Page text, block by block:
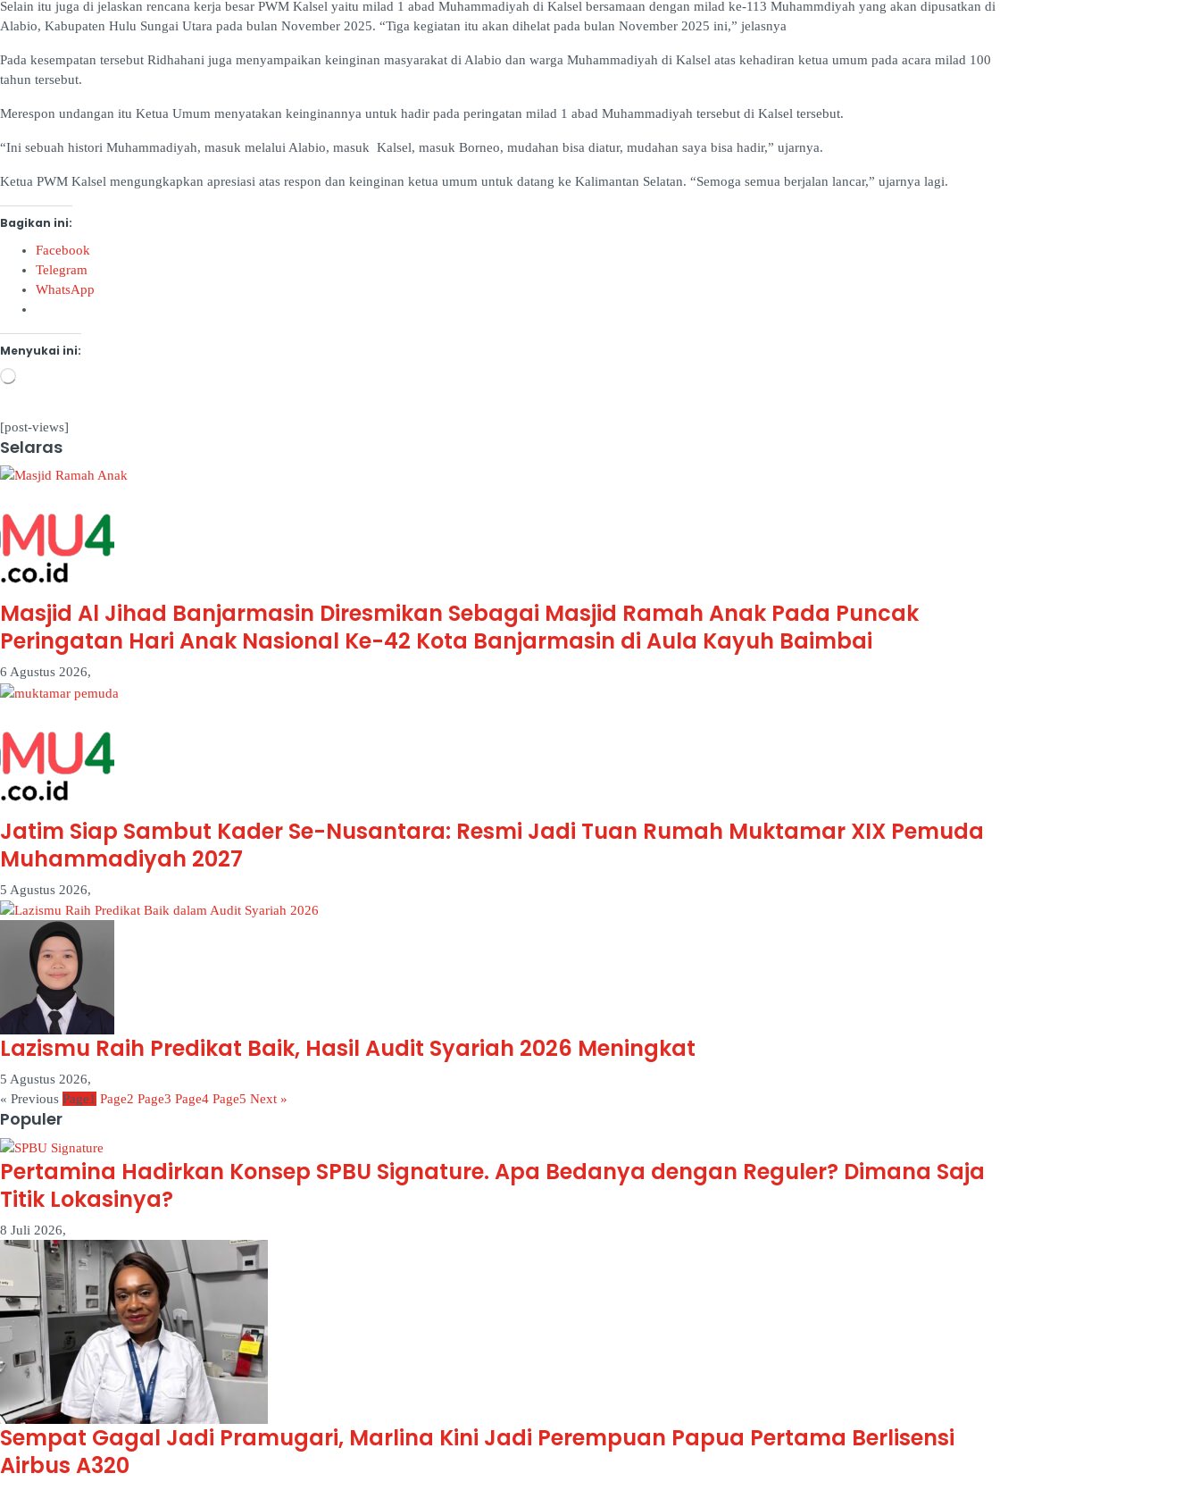
Selain itu juga di jelaskan rencana kerja besar PWM Kalsel yaitu milad 1 abad Muhammadiyah di Kalsel bersamaan dengan milad ke-113 Muhammdiyah yang akan dipusatkan di
Alabio, Kabupaten Hulu Sungai Utara pada bulan November 2025. “Tiga kegiatan itu akan dihelat pada bulan November 2025 ini,” jelasnya
Pada kesempatan tersebut Ridhahani juga menyampaikan keinginan masyarakat di Alabio dan warga Muhammadiyah di Kalsel atas kehadiran ketua umum pada acara milad 100
tahun tersebut.
Merespon undangan itu Ketua Umum menyatakan keinginannya untuk hadir pada peringatan milad 1 abad Muhammadiyah tersebut di Kalsel tersebut.
“Ini sebuah histori Muhammadiyah, masuk melalui Alabio, masuk Kalsel, masuk Borneo, mudahan bisa diatur, mudahan saya bisa hadir,” ujarnya.
Ketua PWM Kalsel mengungkapkan apresiasi atas respon dan keinginan ketua umum untuk datang ke Kalimantan Selatan. “Semoga semua berjalan lancar,” ujarnya lagi.
Bagikan ini:
Facebook
Telegram
WhatsApp
Menyukai ini:
Memuat...
[post-views]
Selaras
Masjid Al Jihad Banjarmasin Diresmikan Sebagai Masjid Ramah Anak Pada Puncak
Peringatan Hari Anak Nasional Ke-42 Kota Banjarmasin di Aula Kayuh Baimbai
6 Agustus 2026,
Jatim Siap Sambut Kader Se-Nusantara: Resmi Jadi Tuan Rumah Muktamar XIX Pemuda
Muhammadiyah 2027
5 Agustus 2026,
Lazismu Raih Predikat Baik, Hasil Audit Syariah 2026 Meningkat
5 Agustus 2026,
« Previous Page1 Page2 Page3 Page4 Page5 Next »
Populer
Pertamina Hadirkan Konsep SPBU Signature. Apa Bedanya dengan Reguler? Dimana Saja
Titik Lokasinya?
8 Juli 2026,
Sempat Gagal Jadi Pramugari, Marlina Kini Jadi Perempuan Papua Pertama Berlisensi
Airbus A320